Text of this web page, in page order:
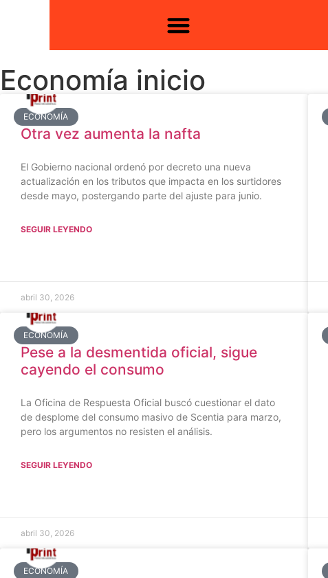
Economía inicio
ECONOMÍA
Otra vez aumenta la nafta
El Gobierno nacional ordenó por decreto una nueva
actualización en los tributos que impacta en los surtidores
desde mayo, postergando parte del ajuste para junio.
SEGUIR LEYENDO
abril 30, 2026
ECONOMÍA
Pese a la desmentida oficial, sigue
cayendo el consumo
La Oficina de Respuesta Oficial buscó cuestionar el dato
de desplome del consumo masivo de Scentia para marzo,
pero los argumentos no resisten el análisis.
SEGUIR LEYENDO
abril 30, 2026
ECONOMÍA